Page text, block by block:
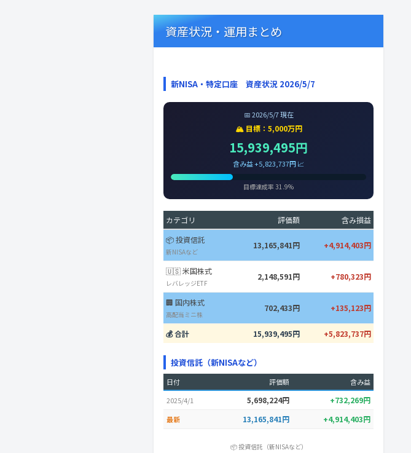
資産状況・運用まとめ
新NISA・特定口座 資産状況 2026/5/7
📅 2026/5/7 現在
🏔️ 目標：5,000万円
15,939,495円
含み益 +5,823,737円 📈
目標達成率 31.9%
カテゴリ 評価額
含み損益
📦 投資信託
新NISAなど
13,165,841円 +4,914,403円
🇺🇸 米国株式
レバレッジETF
2,148,591円 +780,323円
🏢 国内株式
高配当ミニ株
702,433円 +135,123円
💰 合計 15,939,495円 +5,823,737円
投資信託（新NISAなど）
日付 評価額
含み益
2025/4/1
5,698,224円 +732,269円
最新 13,165,841円 +4,914,403円
📦 投資信託（新NISAなど）